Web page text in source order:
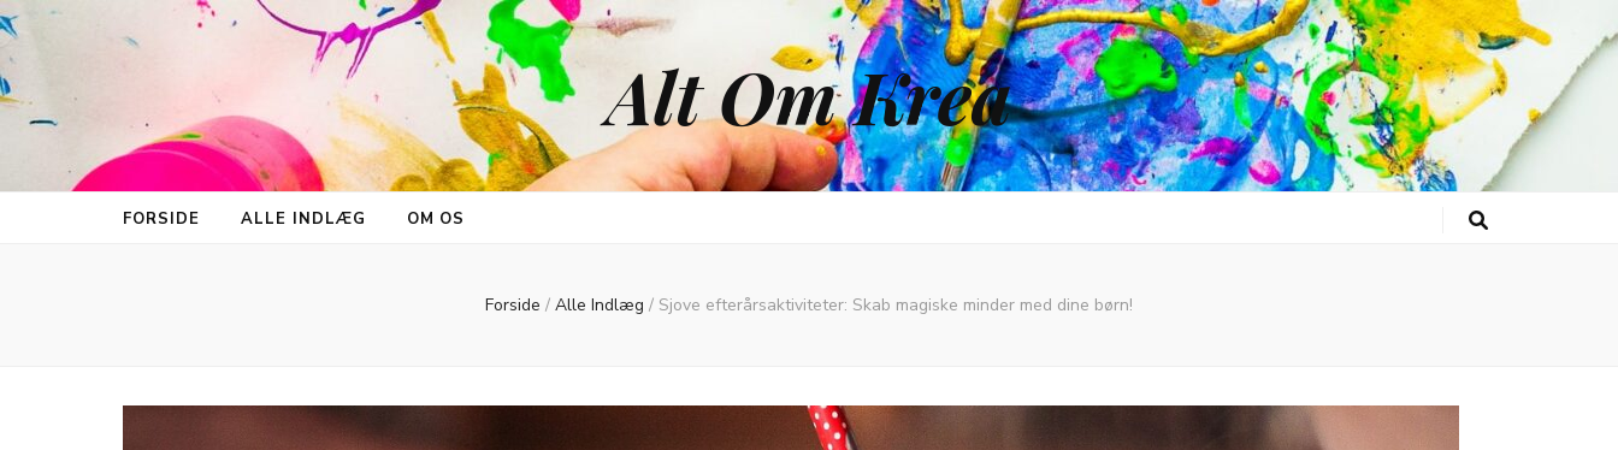
Alt Om Krea
FORSIDE ALLE INDLÆG OM OS
Forside / Alle Indlæg / Sjove efterårsaktiviteter: Skab magiske minder med dine børn!